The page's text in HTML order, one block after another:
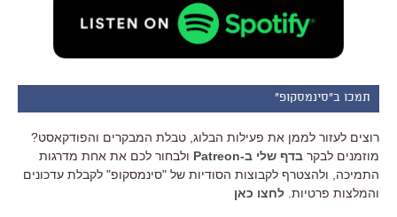
תמכו ב"סינמסקופ"
רוצים לעזור לממן את פעילות הבלוג, טבלת המבקרים והפודקאסט?
מוזמנים לבקר בדף שלי ב-Patreon
ולבחור לכם את אחת מדרגות
התמיכה, ולהצטרף לקבוצות הסודיות של "סינמסקופ" לקבלת עדכונים
והמלצות פרטיות. לחצו כאן